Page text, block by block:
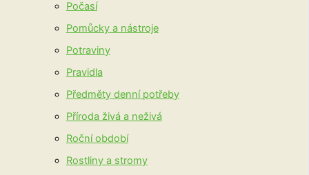
Počasí
Pomůcky a nástroje
Potraviny
Pravidla
Předměty denní potřeby
Příroda živá a neživá
Roční období
Rostliny a stromy